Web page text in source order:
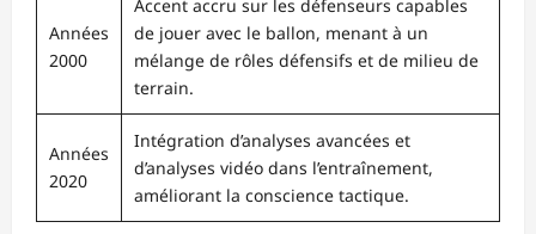
Années
2000
Accent accru sur les défenseurs capables
de jouer avec le ballon, menant à un
mélange de rôles défensifs et de milieu de
terrain.
Années
2020
Intégration d’analyses avancées et
d’analyses vidéo dans l’entraînement,
améliorant la conscience tactique.